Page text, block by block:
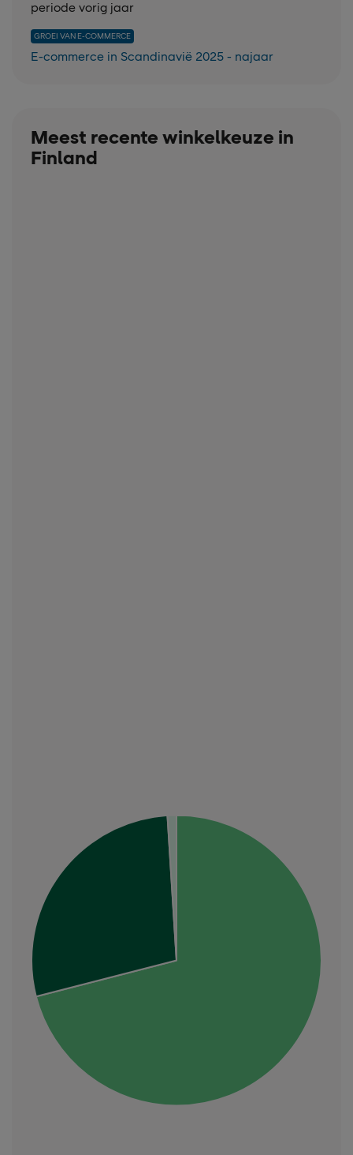
periode vorig jaar
GROEI VAN E-COMMERCE
E-commerce in Scandinavië 2025 - najaar
Meest recente winkelkeuze in
Finland